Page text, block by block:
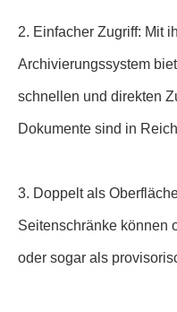
2. Einfacher Zugriff: Mit
Archivierungssystem
schnellen und direkten
Dokumente sind in
3. Doppelt als
Seitenschränke können
oder sogar als